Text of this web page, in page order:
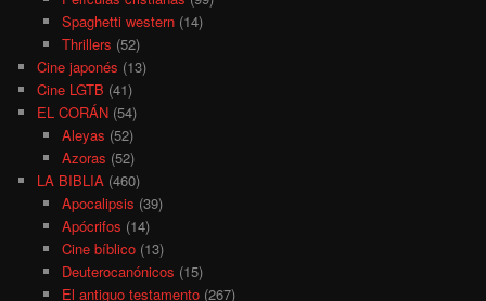
Spaghetti western(14)
Thrillers (52)
Cine japonés (13)
Cine LGTB (41)
EL CORÁN (54)
Aleyas (52)
Azoras (52)
LA BIBLIA (460)
Apocalipsis (39)
Apócrifos (14)
Cine bíblico(13)
Deuterocanónicos (15)
El antiguo testamento(267)